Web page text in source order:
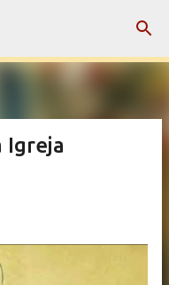
principal
Igreja